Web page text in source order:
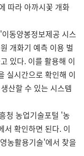
따라 아까시꽃 개화
동양봉정보제공 시스
개화기 예측 이용 벌
있다. 이를 활용해 이
실시간으로 확인해 이
산할 수 있는 시스템
청 농업기술포털 '농
확인하면 된다. 이
농활용기술'에서 찾을